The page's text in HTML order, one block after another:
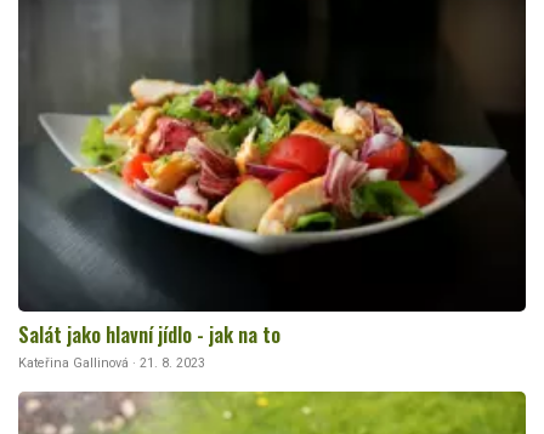
Salát jako hlavní jídlo - jak na to
Kateřina Gallinová · 21. 8. 2023